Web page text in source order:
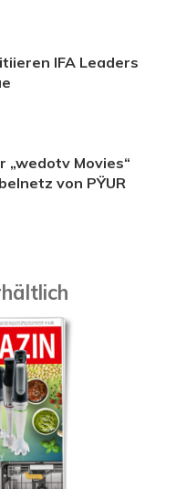
IFA Leaders
„wedotv Movies“
von PŸUR